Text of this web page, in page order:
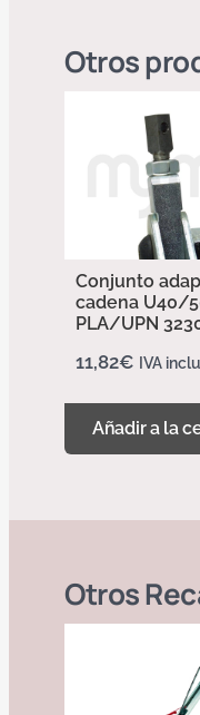
Otros
Conjunto
cadena U40/
PLA/UPN
11,82€ IVA
Añadir a la
Otros